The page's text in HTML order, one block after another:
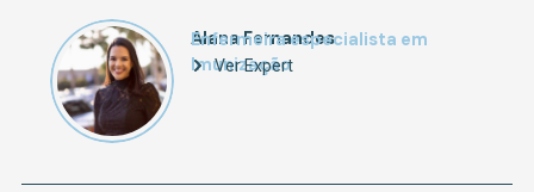
Alana Fernandes
Enfermeira especialista em
Imunização
Ver Expert